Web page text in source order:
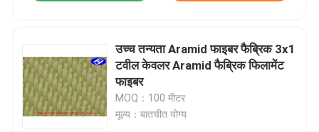
उच्च तन्यता Aramid फाइबर फैब्रिक 3x1
टवील केवलर Aramid फैब्रिक फिलामेंट
फाइबर
MOQ：100 मीटर
मूल्य：बातचीत योग्य